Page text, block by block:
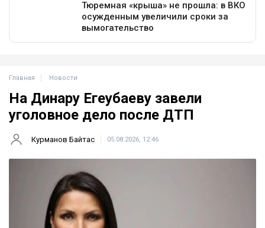
Главная Новости
На Динару Егеубаеву завели
уголовное дело после ДТП
Курманов Байтас 05.08.2026, 12:46